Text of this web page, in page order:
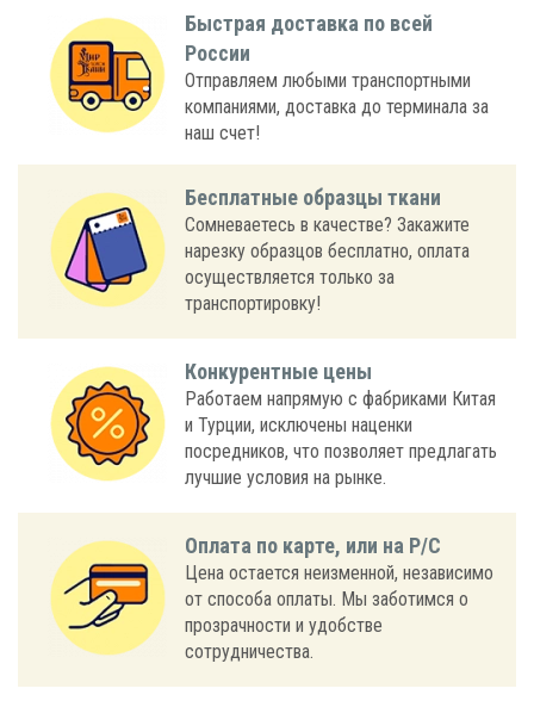
Быстрая доставка по всей
России
Отправляем любыми транспортными
компаниями, доставка до терминала за
наш счет!
Бесплатные образцы ткани
Сомневаетесь в качестве? Закажите
нарезку образцов бесплатно, оплата
осуществляется только за
транспортировку!
Конкурентные цены
Работаем напрямую с фабриками Китая
и Турции, исключены наценки
посредников, что позволяет предлагать
лучшие условия на рынке.
Оплата по карте, или на Р/С
Цена остается неизменной, независимо
от способа оплаты. Мы заботимся о
прозрачности и удобстве
сотрудничества.